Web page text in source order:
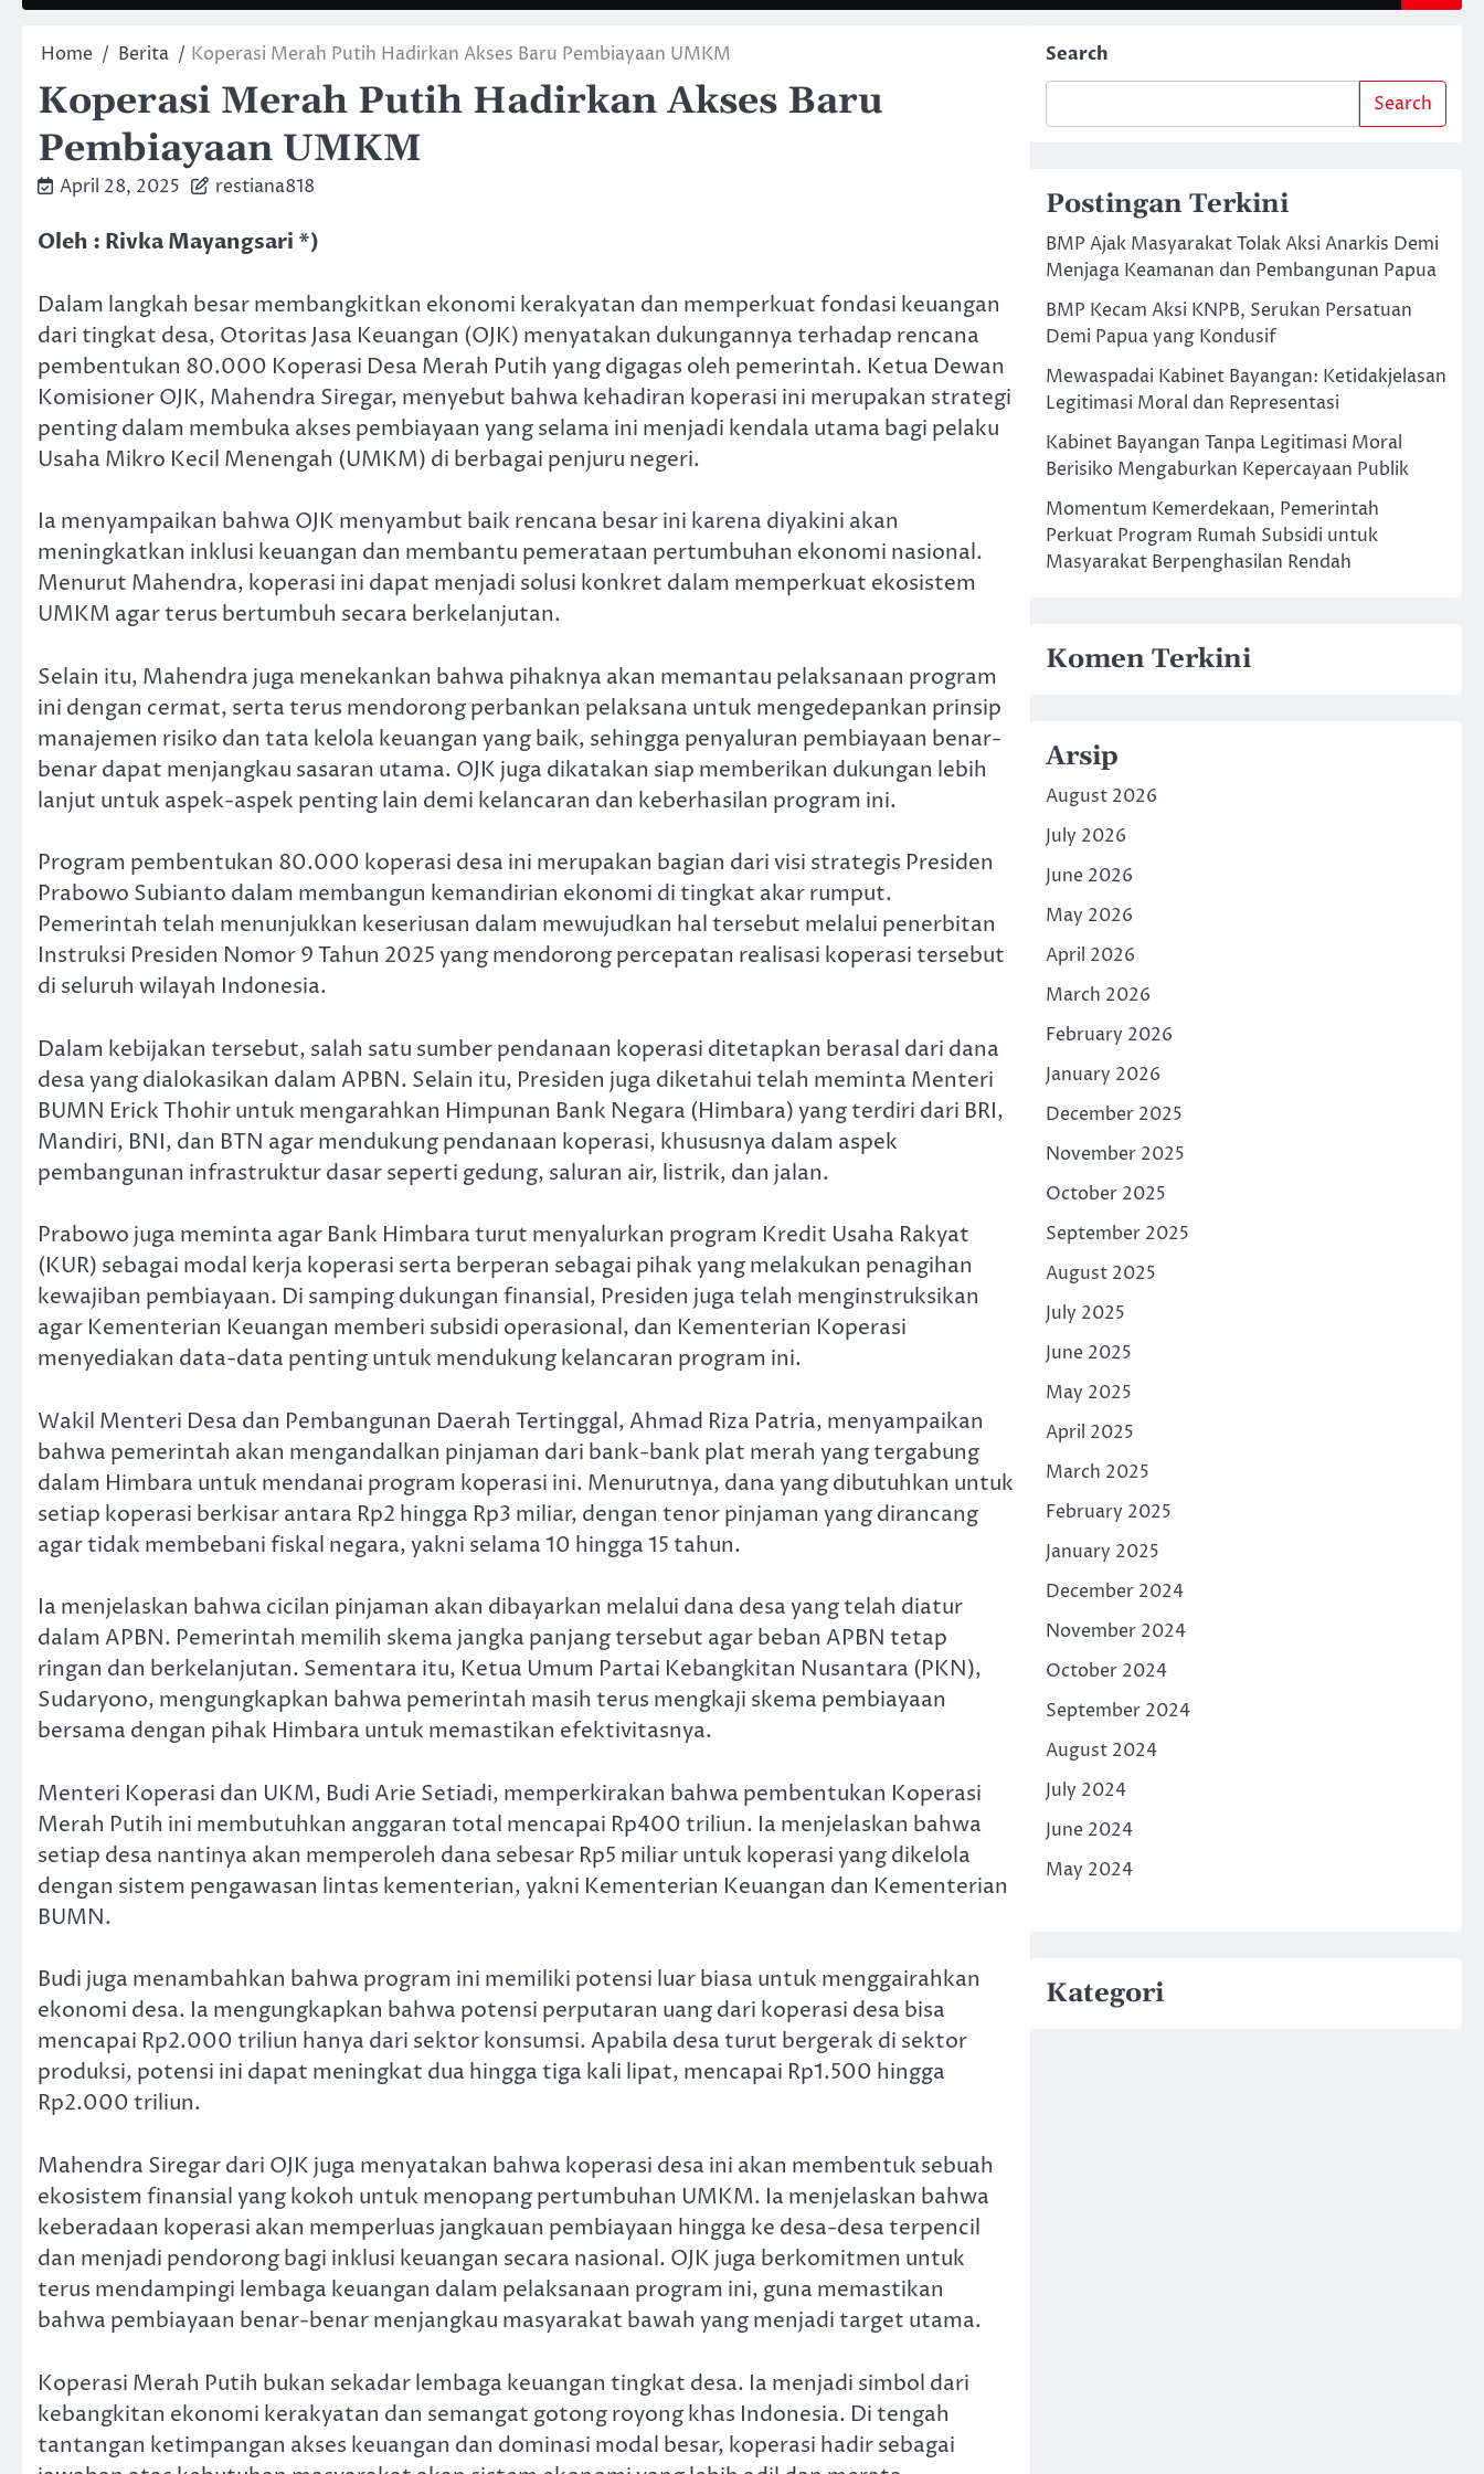
Home Berita Koperasi Merah Putih Hadirkan Akses Baru Pembiayaan UMKM
Koperasi Merah Putih Hadirkan Akses Baru
Pembiayaan UMKM
April 28, 2025 restiana818
Oleh : Rivka Mayangsari *)
Dalam langkah besar membangkitkan ekonomi kerakyatan dan memperkuat fondasi keuangan
dari tingkat desa, Otoritas Jasa Keuangan (OJK) menyatakan dukungannya terhadap rencana
pembentukan 80.000 Koperasi Desa Merah Putih yang digagas oleh pemerintah. Ketua Dewan
Komisioner OJK, Mahendra Siregar, menyebut bahwa kehadiran koperasi ini merupakan strategi
penting dalam membuka akses pembiayaan yang selama ini menjadi kendala utama bagi pelaku
Usaha Mikro Kecil Menengah (UMKM) di berbagai penjuru negeri.
Ia menyampaikan bahwa OJK menyambut baik rencana besar ini karena diyakini akan
meningkatkan inklusi keuangan dan membantu pemerataan pertumbuhan ekonomi nasional.
Menurut Mahendra, koperasi ini dapat menjadi solusi konkret dalam memperkuat ekosistem
UMKM agar terus bertumbuh secara berkelanjutan.
Selain itu, Mahendra juga menekankan bahwa pihaknya akan memantau pelaksanaan program
ini dengan cermat, serta terus mendorong perbankan pelaksana untuk mengedepankan prinsip
manajemen risiko dan tata kelola keuangan yang baik, sehingga penyaluran pembiayaan benar-
benar dapat menjangkau sasaran utama. OJK juga dikatakan siap memberikan dukungan lebih
lanjut untuk aspek-aspek penting lain demi kelancaran dan keberhasilan program ini.
Program pembentukan 80.000 koperasi desa ini merupakan bagian dari visi strategis Presiden
Prabowo Subianto dalam membangun kemandirian ekonomi di tingkat akar rumput.
Pemerintah telah menunjukkan keseriusan dalam mewujudkan hal tersebut melalui penerbitan
Instruksi Presiden Nomor 9 Tahun 2025 yang mendorong percepatan realisasi koperasi tersebut
di seluruh wilayah Indonesia.
Dalam kebijakan tersebut, salah satu sumber pendanaan koperasi ditetapkan berasal dari dana
desa yang dialokasikan dalam APBN. Selain itu, Presiden juga diketahui telah meminta Menteri
BUMN Erick Thohir untuk mengarahkan Himpunan Bank Negara (Himbara) yang terdiri dari BRI,
Mandiri, BNI, dan BTN agar mendukung pendanaan koperasi, khususnya dalam aspek
pembangunan infrastruktur dasar seperti gedung, saluran air, listrik, dan jalan.
Prabowo juga meminta agar Bank Himbara turut menyalurkan program Kredit Usaha Rakyat
(KUR) sebagai modal kerja koperasi serta berperan sebagai pihak yang melakukan penagihan
kewajiban pembiayaan. Di samping dukungan finansial, Presiden juga telah menginstruksikan
agar Kementerian Keuangan memberi subsidi operasional, dan Kementerian Koperasi
menyediakan data-data penting untuk mendukung kelancaran program ini.
Wakil Menteri Desa dan Pembangunan Daerah Tertinggal, Ahmad Riza Patria, menyampaikan
bahwa pemerintah akan mengandalkan pinjaman dari bank-bank plat merah yang tergabung
dalam Himbara untuk mendanai program koperasi ini. Menurutnya, dana yang dibutuhkan untuk
setiap koperasi berkisar antara Rp2 hingga Rp3 miliar, dengan tenor pinjaman yang dirancang
agar tidak membebani fiskal negara, yakni selama 10 hingga 15 tahun.
Ia menjelaskan bahwa cicilan pinjaman akan dibayarkan melalui dana desa yang telah diatur
dalam APBN. Pemerintah memilih skema jangka panjang tersebut agar beban APBN tetap
ringan dan berkelanjutan. Sementara itu, Ketua Umum Partai Kebangkitan Nusantara (PKN),
Sudaryono, mengungkapkan bahwa pemerintah masih terus mengkaji skema pembiayaan
bersama dengan pihak Himbara untuk memastikan efektivitasnya.
Menteri Koperasi dan UKM, Budi Arie Setiadi, memperkirakan bahwa pembentukan Koperasi
Merah Putih ini membutuhkan anggaran total mencapai Rp400 triliun. Ia menjelaskan bahwa
setiap desa nantinya akan memperoleh dana sebesar Rp5 miliar untuk koperasi yang dikelola
dengan sistem pengawasan lintas kementerian, yakni Kementerian Keuangan dan Kementerian
BUMN.
Budi juga menambahkan bahwa program ini memiliki potensi luar biasa untuk menggairahkan
ekonomi desa. Ia mengungkapkan bahwa potensi perputaran uang dari koperasi desa bisa
mencapai Rp2.000 triliun hanya dari sektor konsumsi. Apabila desa turut bergerak di sektor
produksi, potensi ini dapat meningkat dua hingga tiga kali lipat, mencapai Rp1.500 hingga
Rp2.000 triliun.
Mahendra Siregar dari OJK juga menyatakan bahwa koperasi desa ini akan membentuk sebuah
ekosistem finansial yang kokoh untuk menopang pertumbuhan UMKM. Ia menjelaskan bahwa
keberadaan koperasi akan memperluas jangkauan pembiayaan hingga ke desa-desa terpencil
dan menjadi pendorong bagi inklusi keuangan secara nasional. OJK juga berkomitmen untuk
terus mendampingi lembaga keuangan dalam pelaksanaan program ini, guna memastikan
bahwa pembiayaan benar-benar menjangkau masyarakat bawah yang menjadi target utama.
Koperasi Merah Putih bukan sekadar lembaga keuangan tingkat desa. Ia menjadi simbol dari
kebangkitan ekonomi kerakyatan dan semangat gotong royong khas Indonesia. Di tengah
tantangan ketimpangan akses keuangan dan dominasi modal besar, koperasi hadir sebagai
Search
Search
Postingan Terkini
BMP Ajak Masyarakat Tolak Aksi Anarkis Demi
Menjaga Keamanan dan Pembangunan Papua
BMP Kecam Aksi KNPB, Serukan Persatuan
Demi Papua yang Kondusif
Mewaspadai Kabinet Bayangan: Ketidakjelasan
Legitimasi Moral dan Representasi
Kabinet Bayangan Tanpa Legitimasi Moral
Berisiko Mengaburkan Kepercayaan Publik
Momentum Kemerdekaan, Pemerintah
Perkuat Program Rumah Subsidi untuk
Masyarakat Berpenghasilan Rendah
Komen Terkini
Arsip
August 2026
July 2026
June 2026
May 2026
April 2026
March 2026
February 2026
January 2026
December 2025
November 2025
October 2025
September 2025
August 2025
July 2025
June 2025
May 2025
April 2025
March 2025
February 2025
January 2025
December 2024
November 2024
October 2024
September 2024
August 2024
July 2024
June 2024
May 2024
Kategori